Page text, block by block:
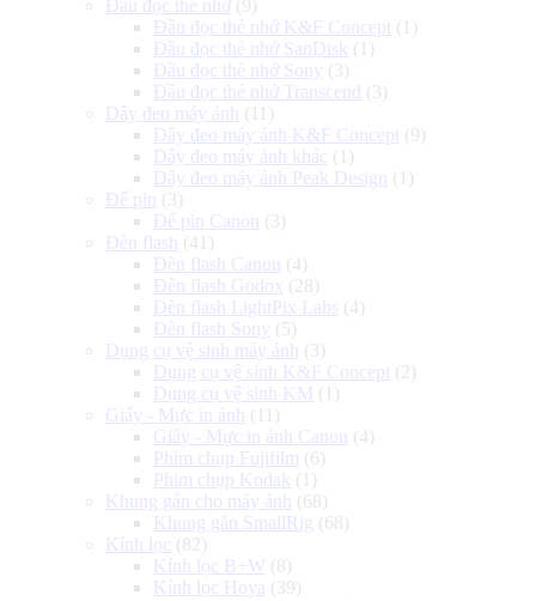
Đầu đọc thẻ nhớ (9)
Đầu đọc thẻ nhớ K&F Concept (1)
Đầu đọc thẻ nhớ SanDisk (1)
Đầu đọc thẻ nhớ Sony (3)
Đầu đọc thẻ nhớ Transcend
(3)
Dây đeo máy ảnh
(11)
Dây đeo máy ảnh K&F Concept (9)
Dây đeo máy ảnh khác (1)
Dây đeo máy ảnh Peak Design
(1)
Đế pin
(3)
Đế pin Canon
(3)
Đèn flash
(41)
Đèn flash Canon
(4)
Đèn flash Godox (28)
Đèn flash LightPix Labs (4)
Đèn flash Sony (5)
Dụng cụ vệ sinh máy ảnh
(3)
Dụng cụ vệ sinh K&F Concept (2)
Dụng cụ vệ sinh KM (1)
Giấy - Mực in ảnh
(11)
Giấy - Mực in ảnh Canon
(4)
Phim chụp Fujifilm (6)
Phim chụp Kodak (1)
Khung gắn cho máy ảnh
(68)
Khung gắn SmallRig (68)
Kính lọc (82)
Kính lọc B+W (8)
Kính lọc Hoya (39)